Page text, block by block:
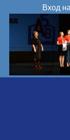
Вход